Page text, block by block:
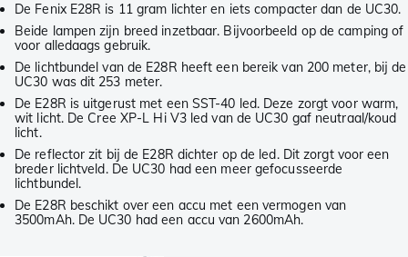
De Fenix E28R is 11 gram lichter en iets compacter dan de UC30.
Beide lampen zijn breed inzetbaar. Bijvoorbeeld op de camping of
voor alledaags gebruik.
De lichtbundel van de E28R heeft een bereik van 200 meter, bij de
UC30 was dit 253 meter.
De E28R is uitgerust met een SST-40 led. Deze zorgt voor warm,
wit licht. De Cree XP-L Hi V3 led van de UC30 gaf neutraal/koud
licht.
De reflector zit bij de E28R dichter op de led. Dit zorgt voor een
breder lichtveld. De UC30 had een meer gefocusseerde
lichtbundel.
De E28R beschikt over een accu met een vermogen van
3500mAh. De UC30 had een accu van 2600mAh.